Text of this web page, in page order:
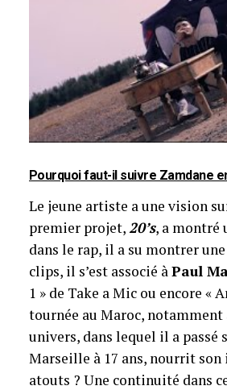
Pourquoi faut-il suivre Zamdane
Le jeune artiste a une vision
premier projet,20’s, a montré
dans le rap, il a su montrer
clips, il s’est associé àPaul
1 » de Take a Mic ou encore «
tournée au Maroc, notamment
univers, dans lequel il a passé
Marseille à 17 ans, nourrit
atouts ? Une continuité dans